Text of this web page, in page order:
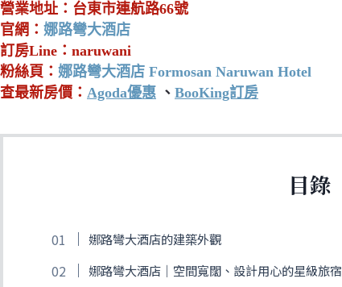
營業地址：台東市連航路66號
官網： 娜路彎大酒店
訂房Line：naruwani
粉絲頁： 娜路彎大酒店 Formosan Naruwan Hotel
查最新房價： Agoda優惠 、 BooKing訂房
目錄
娜路彎大酒店的建築外觀
娜路彎大酒店｜空間寬闊、設計用心的星級旅宿